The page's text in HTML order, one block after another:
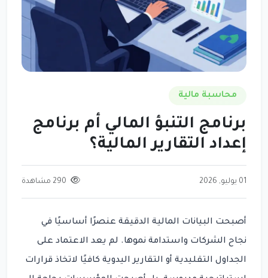
محاسبة مالية
برنامج التنبؤ المالي أم برنامج
إعداد التقارير المالية؟
01 يوليو, 2026
أصبحت البيانات المالية الدقيقة عنصرًا أساسيًا في
نجاح الشركات واستدامة نموها. لم يعد الاعتماد على
الجداول التقليدية أو التقارير اليدوية كافيًا لاتخاذ قرارات